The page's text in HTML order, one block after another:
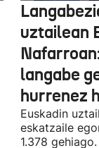
uztailean
langabe
hurrenez
Euskadin
eskatzaile
1.378